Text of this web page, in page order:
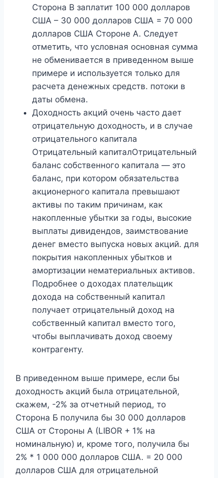
Сторона B заплатит 100 000 долларов
США – 30 000 долларов США = 70 000
долларов США Стороне A. Следует
отметить, что условная основная сумма
не обменивается в приведенном выше
примере и используется только для
расчета денежных средств. потоки в
даты обмена.
Доходность акций очень часто дает
отрицательную доходность, и в случае
отрицательного капитала
Отрицательный капиталОтрицательный
баланс собственного капитала — это
баланс, при котором обязательства
акционерного капитала превышают
активы по таким причинам, как
накопленные убытки за годы, высокие
выплаты дивидендов, заимствование
денег вместо выпуска новых акций. для
покрытия накопленных убытков и
амортизации нематериальных активов.
Подробнее о доходах плательщик
дохода на собственный капитал
получает отрицательный доход на
собственный капитал вместо того,
чтобы выплачивать доход своему
контрагенту.
В приведенном выше примере, если бы
доходность акций была отрицательной,
скажем, -2% за отчетный период, то
Сторона Б получила бы 30 000 долларов
США от Стороны А (LIBOR + 1% на
номинальную) и, кроме того, получила бы
2% * 1 000 000 долларов США. = 20 000
долларов США для отрицательной